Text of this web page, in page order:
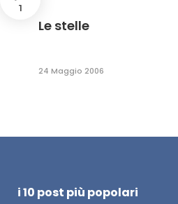
1
Le stelle
24 Maggio 2006
i 10 post più popolari